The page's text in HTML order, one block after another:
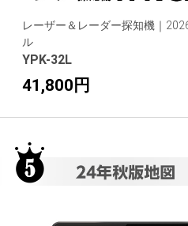
レーザー＆レーダー探知機｜
ル
YPK-32L
41,800円